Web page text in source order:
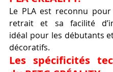
Le PLA est reconnu
retrait et sa facilité
idéal pour les débutants
décoratifs.
Les spécificités